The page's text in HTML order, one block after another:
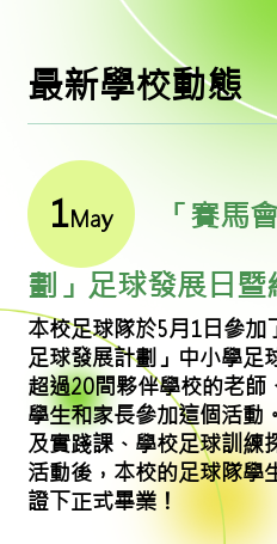
最新學校動態
1May
「賽馬
劃」足球發展日暨
本校足球隊於5月1日參加
足球發展計劃」中小學足
超過20間夥伴學校的老師
學生和家長參加這個活動
及實踐課、學校足球訓練
活動後，本校的足球隊學
證下正式畢業！